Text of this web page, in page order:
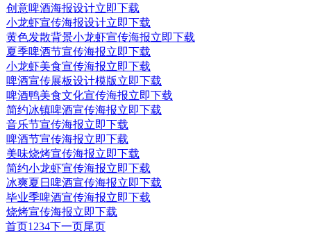
创意啤酒海报设计立即下载
小龙虾宣传海报设计立即下载
黄色发散背景小龙虾宣传海报立即下载
夏季啤酒节宣传海报立即下载
小龙虾美食宣传海报立即下载
啤酒宣传展板设计模版立即下载
啤酒鸭美食文化宣传海报立即下载
简约冰镇啤酒宣传海报立即下载
音乐节宣传海报立即下载
啤酒节宣传海报立即下载
美味烧烤宣传海报立即下载
简约小龙虾宣传海报立即下载
冰爽夏日啤酒宣传海报立即下载
毕业季啤酒宣传海报立即下载
烧烤宣传海报立即下载
首页1 234下一页尾页